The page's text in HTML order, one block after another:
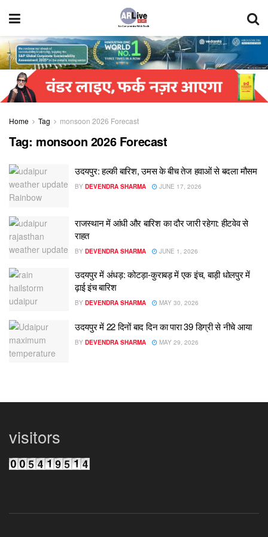
Home Tag monsoon 2026 Forecast
Tag: monsoon 2026 Forecast
उदयपुर: हल्की बारिश, उमस के बीच तेज हवाओं से बदला मौसम
BY DEVENDRA SHARMA JUNE 17, 2026
राजस्थान में आंधी और बारिश का दौर जारी रहेगा: हीटवेव से
राहत
BY DEVENDRA SHARMA JUNE 1, 2026
उदयपुर में अंधड़: कोटड़ा-कुराबड़ में एक इंच, बाड़ी धोलपुर में
ढ़ाई इंच बारिश
BY DEVENDRA SHARMA MAY 30, 2026
उदयपुर में 22 दिनों बाद दिन का पारा 39 डिग्री से नीचे आया
BY DEVENDRA SHARMA MAY 29, 2026
visitors